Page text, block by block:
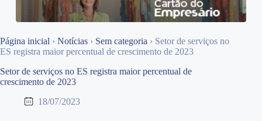
Página inicial › Notícias › Sem categoria › Setor de serviços no
ES registra maior percentual de crescimento de 2023
Setor de serviços no ES registra maior percentual de
crescimento de 2023
18/07/2023